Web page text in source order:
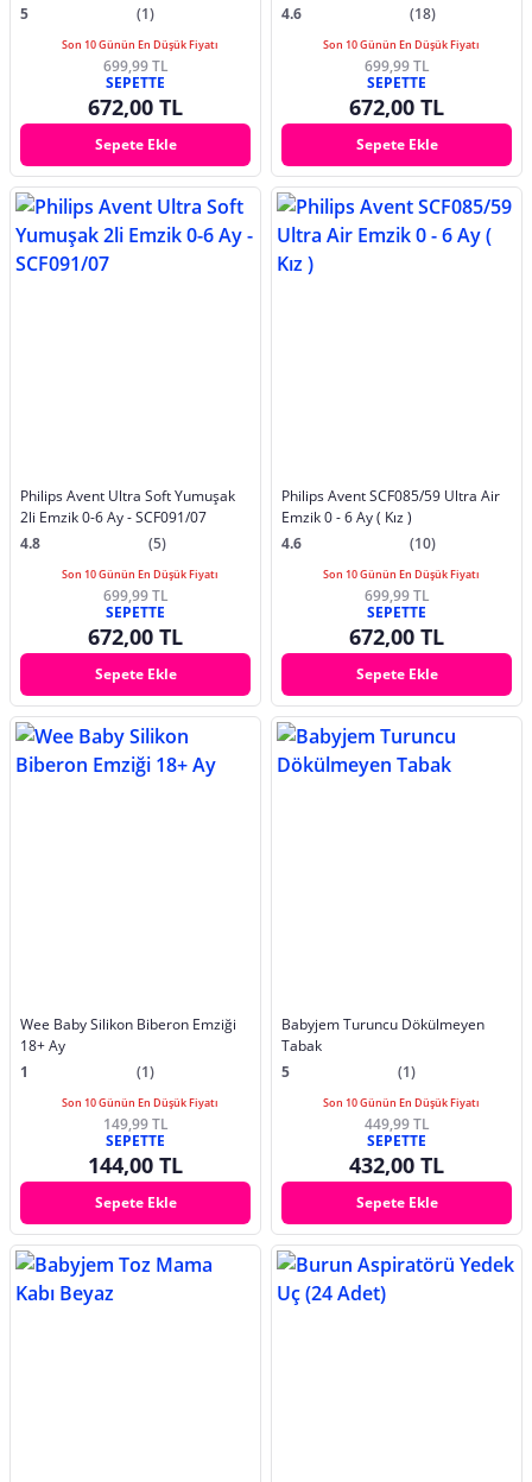
5
(1)
Son 10 Günün En Düşük Fiyatı
699,99 TL
SEPETTE
672,00 TL
Sepete Ekle
4.6
(18)
Son 10 Günün En Düşük Fiyatı
699,99 TL
SEPETTE
672,00 TL
Sepete Ekle
Philips Avent Ultra Soft Yumuşak
2li Emzik 0-6 Ay - SCF091/07
4.8
(5)
Son 10 Günün En Düşük Fiyatı
699,99 TL
SEPETTE
672,00 TL
Sepete Ekle
Philips Avent SCF085/59 Ultra Air
Emzik 0 - 6 Ay ( Kız )
4.6
(10)
Son 10 Günün En Düşük Fiyatı
699,99 TL
SEPETTE
672,00 TL
Sepete Ekle
Wee Baby Silikon Biberon Emziği
18+ Ay
1
(1)
Son 10 Günün En Düşük Fiyatı
149,99 TL
SEPETTE
144,00 TL
Sepete Ekle
Babyjem Turuncu Dökülmeyen
Tabak
5
(1)
Son 10 Günün En Düşük Fiyatı
449,99 TL
SEPETTE
432,00 TL
Sepete Ekle